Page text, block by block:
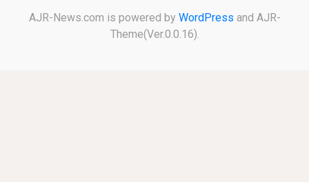
AJR-News.com is powered by WordPress and AJR-
Theme(Ver.0.0.16).